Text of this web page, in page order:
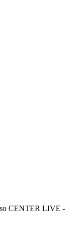
CENTER LIVE -